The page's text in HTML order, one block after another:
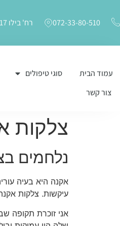
072-33-80-510 רח' בילו 17, רחובות
עמוד הבית סוגי טיפולים
צור קשר
צלקות
נלחמים
אקנה היא בעיה
עיקשות. צלקות
אני זוכרת תקופה